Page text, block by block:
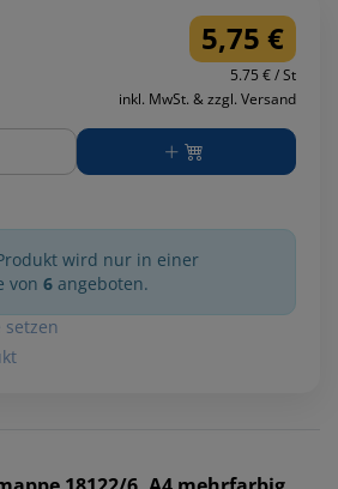
5,75 €
5.75 € / St
inkl. MwSt. & zzgl. Versand
wird nur in einer
von 6 angeboten.